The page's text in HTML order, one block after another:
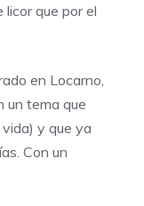
licor que por el
en Locarno,
un tema que
y que ya
Con un